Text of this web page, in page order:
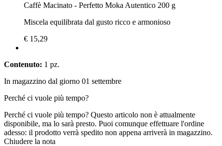
Caffè Macinato - Perfetto Moka Autentico 200 g
Miscela equilibrata dal gusto ricco e armonioso
€ 15,29
Contenuto: 1 pz.
In magazzino dal giorno 01 settembre
Perché ci vuole più tempo?
Perché ci vuole più tempo? Questo articolo non è attualmente
disponibile, ma lo sarà presto. Puoi comunque effettuare l'ordine
adesso: il prodotto verrà spedito non appena arriverà in magazzino.
Chiudere la nota